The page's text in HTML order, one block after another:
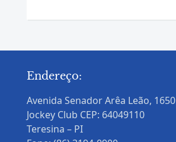
Endereço:
Avenida Senador Arêa Leão, 1650
Jockey Club CEP: 64049110
Teresina – PI